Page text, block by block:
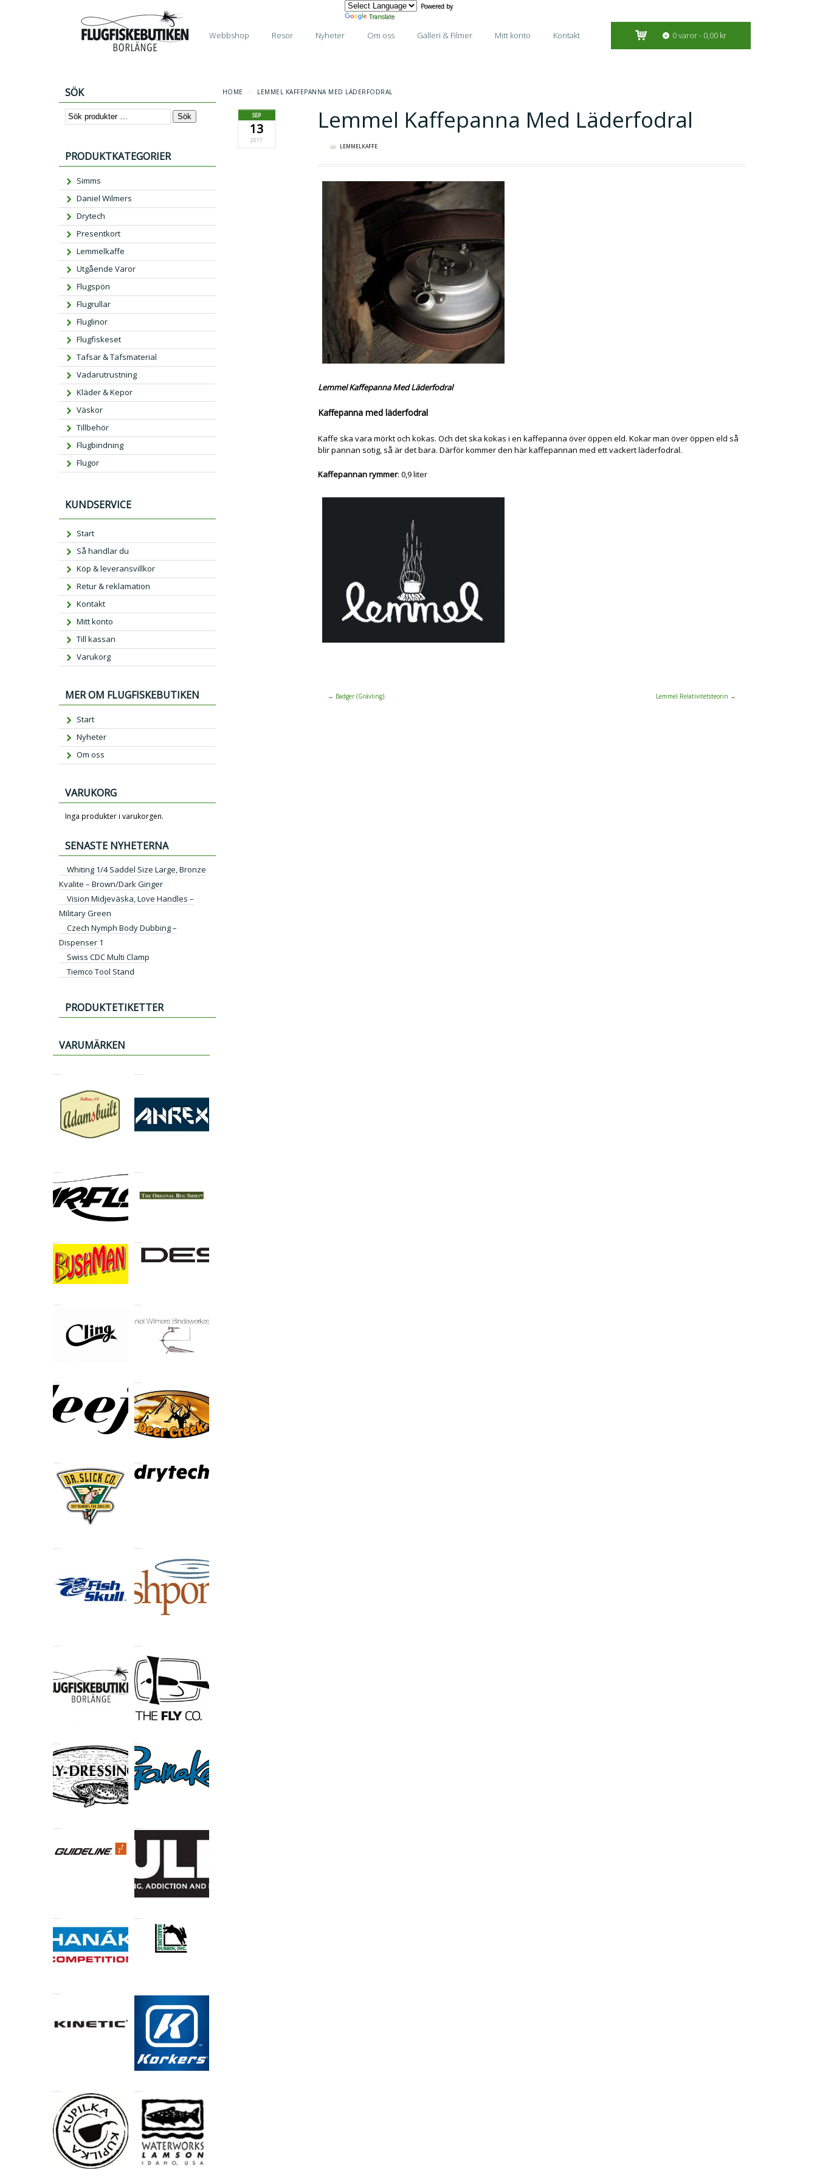
Powered by
Translate
Start Webbshop Resor Nyheter Om oss Galleri & Filmer Mitt konto Kontakt 0 varor 0,00 kr
HOME / LEMMEL KAFFEPANNA MED LÄDERFODRAL
SEP
13
2017
Lemmel Kaffepanna Med Läderfodral
LEMMELKAFFE
Lemmel Kaffepanna Med Läderfodral
Kaffepanna med läderfodral
Kaffe ska vara mörkt och kokas. Och det ska kokas i en kaffepanna över öppen eld. Kokar man över öppen eld så
blir pannan sotig, så är det bara. Därför kommer den här kaffepannan med ett vackert läderfodral.
Kaffepannan rymmer: 0,9 liter
← Badger (Grävling). Lemmel Relativitetsteorin →
SÖK
Sök
PRODUKTKATEGORIER
Simms
Daniel Wilmers
Drytech
Presentkort
Lemmelkaffe
Utgående Varor
Flugspön
Flugrullar
Fluglinor
Flugfiskeset
Tafsar & Tafsmaterial
Vadarutrustning
Kläder & Kepor
Väskor
Tillbehör
Flugbindning
Flugor
KUNDSERVICE
Start
Så handlar du
Köp & leveransvillkor
Retur & reklamation
Kontakt
Mitt konto
Till kassan
Varukorg
MER OM FLUGFISKEBUTIKEN
Start
Nyheter
Om oss
VARUKORG
Inga produkter i varukorgen.
SENASTE NYHETERNA
Whiting 1/4 Saddel Size Large, Bronze
Kvalite – Brown/Dark Ginger
Vision Midjeväska, Love Handles –
Military Green
Czech Nymph Body Dubbing –
Dispenser 1
Swiss CDC Multi Clamp
Tiemco Tool Stand
PRODUKTETIKETTER
VARUMÄRKEN